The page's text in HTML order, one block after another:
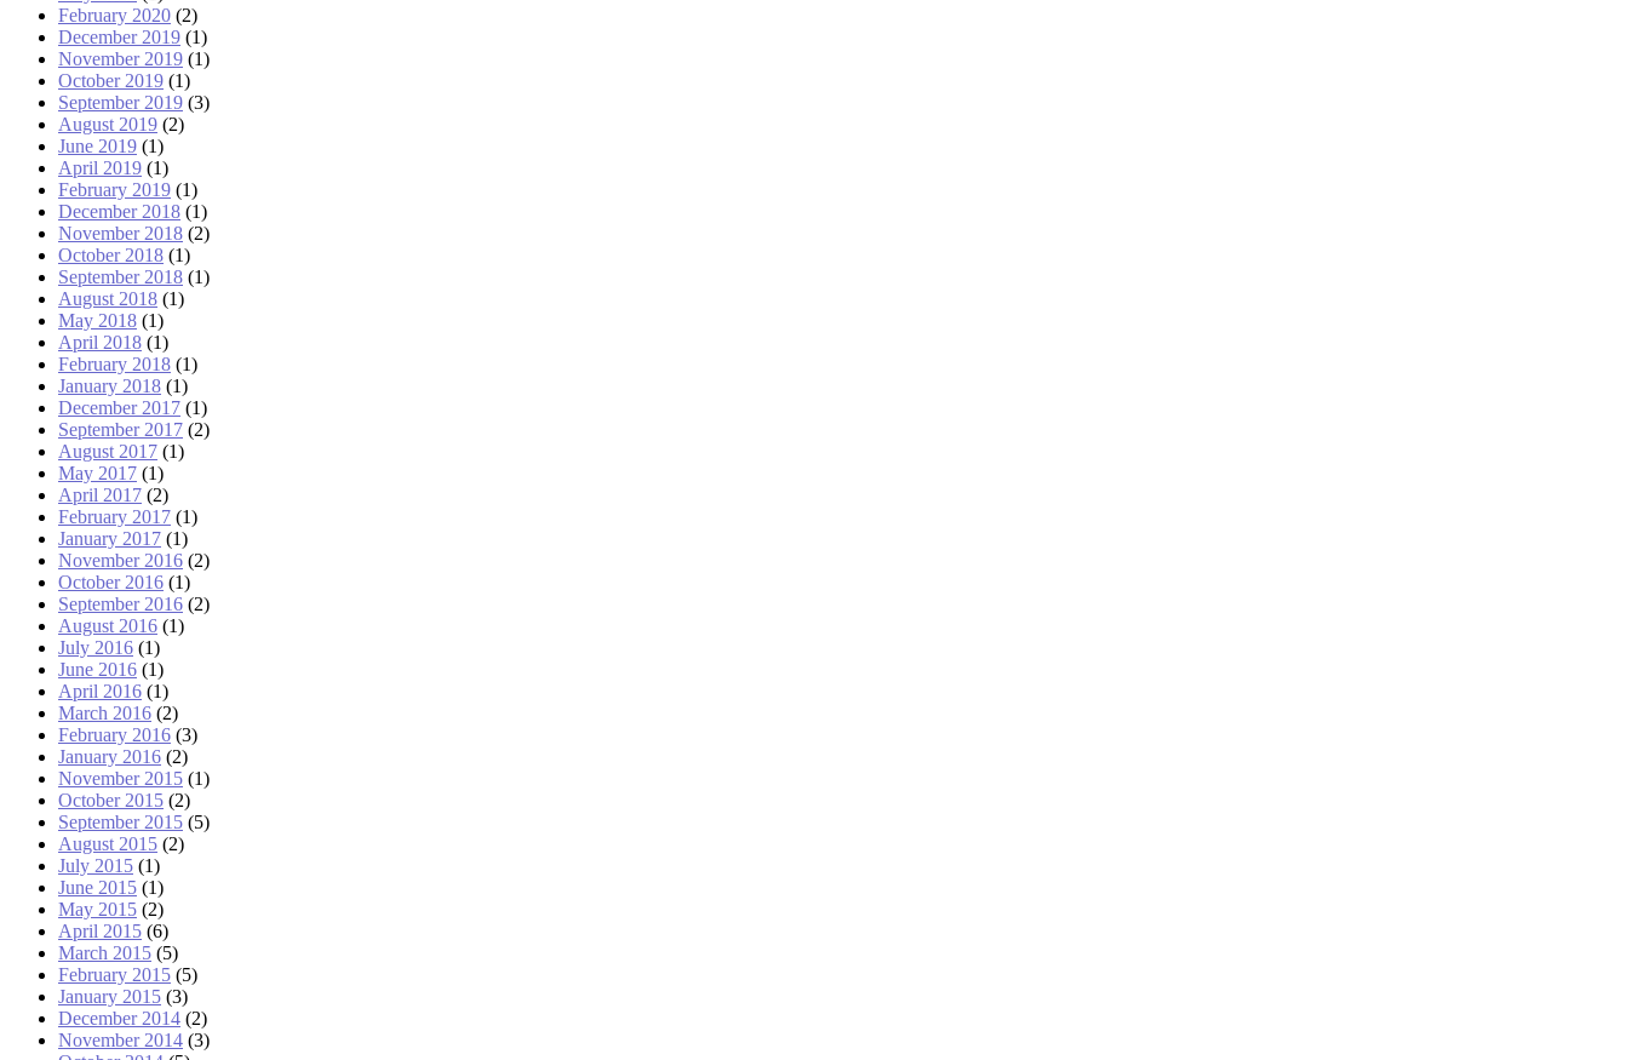
February 2020 (2)
December 2019 (1)
November 2019 (1)
October 2019 (1)
September 2019 (3)
August 2019 (2)
June 2019 (1)
April 2019 (1)
February 2019 (1)
December 2018 (1)
November 2018 (2)
October 2018 (1)
September 2018 (1)
August 2018 (1)
May 2018 (1)
April 2018 (1)
February 2018 (1)
January 2018 (1)
December 2017 (1)
September 2017 (2)
August 2017 (1)
May 2017 (1)
April 2017 (2)
February 2017 (1)
January 2017 (1)
November 2016 (2)
October 2016 (1)
September 2016 (2)
August 2016 (1)
July 2016 (1)
June 2016 (1)
April 2016 (1)
March 2016 (2)
February 2016 (3)
January 2016 (2)
November 2015 (1)
October 2015 (2)
September 2015 (5)
August 2015 (2)
July 2015 (1)
June 2015 (1)
May 2015 (2)
April 2015 (6)
March 2015 (5)
February 2015 (5)
January 2015 (3)
December 2014 (2)
November 2014 (3)